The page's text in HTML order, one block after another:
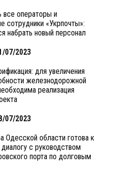
все операторы и
сотрудники «Укрпочты»:
набрать новый персонал
07/2023
для увеличения
железнодорожной
реализация
07/2023
Одесской области готова к
с руководством
порта по долговым